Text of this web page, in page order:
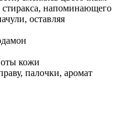
стиракса, напоминающего
оставляя
кожи
палочки, аромат